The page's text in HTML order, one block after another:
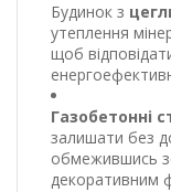
Будинок з
утеплення
щоб
Газобетонні
залишати без
обмежившись
декоративним